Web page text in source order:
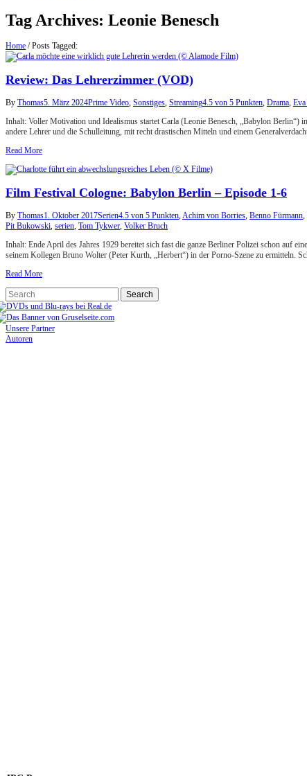
Tag Archives: Leonie Benesch
Home /Posts Tagged:
Review: Das Lehrerzimmer (VOD)
By Thomas5. März 2024Prime Video, Sonstiges, Streaming4.5 von 5 Punkten, Drama,
Inhalt: Voller Motivation und Idealismus startet Carla (Leonie Benesch, „Babylon Berlin“)
andere Lehrer und die Schulleitung, mit recht drastischen Mitteln und einem
Read More
Film Festival Cologne: Babylon Berlin – Episode 1-6
By Thomas1. Oktober 2017Serien4.5 von 5 Punkten,Achim von Borries, Benno Fürmann,
Pit Bukowski, serien, Tom Tykwer, Volker Bruch
Inhalt: Ende April des Jahres 1929 bereitet sich fast die ganze Berliner Polizei schon auf
seinem Kollegen Bruno Wolter (Peter Kurth, „Herbert“) in der Porno-Szene zu ermitteln.
Read More
Unsere Partner
Autoren